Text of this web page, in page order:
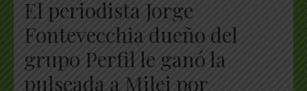
El periodista Jorge
Fontevecchia dueño del
grupo Perfil le ganó la
pulseada a Milei por